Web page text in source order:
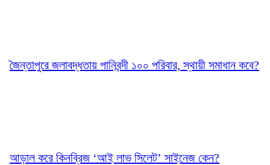
জৈন্তাপুরে জলাবদ্ধতায় পানিবন্দী ১০০ পরিবার, স্থায়ী সমাধান কবে?
আড়াল করে কিনব্রিজ ‘আই লাভ সিলেট’ সাইনেজ কেন?